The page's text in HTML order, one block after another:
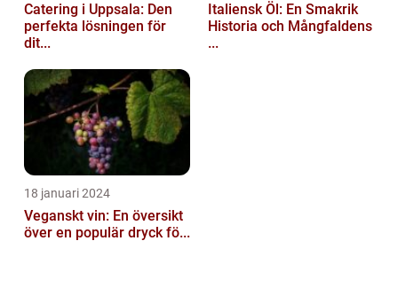
Catering i Uppsala: Den
perfekta lösningen för
dit...
Italiensk Öl: En Smakrik
Historia och Mångfaldens
...
18 januari 2024
Veganskt vin: En översikt
över en populär dryck fö...